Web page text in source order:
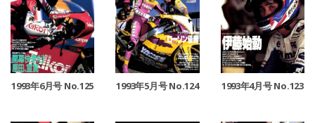
1993年6月号 No.125 1993年5月号 No.124 1993年4月号 No.123